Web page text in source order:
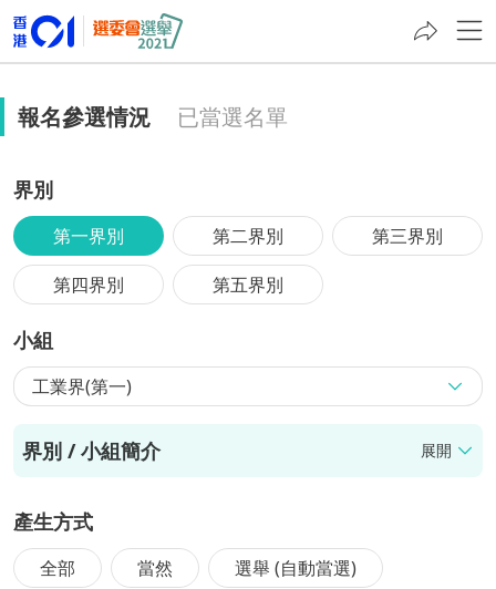
報名參選情況 已當選名單
界別
第一界別 第二界別
第三界別
第四界別
第五界別
小組
工業界(第一)
界別 / 小組簡介 展開
產生方式
全部 當然
選舉 (自動當選)